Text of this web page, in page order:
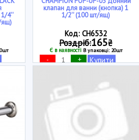
1/4''
ящ)
клапан для ванни (кнопка) 1
1/2'' (100 шт/ящ)
Код: CH6532
Роздріб:165₴
Є в наявностіВ упаковці: 20шт
- + Купити